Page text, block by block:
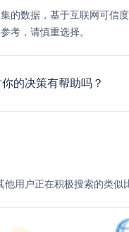
的数据，基于互联网可信
考，请慎重选择。
的决策有帮助吗？
他用户正在积极搜索的类似